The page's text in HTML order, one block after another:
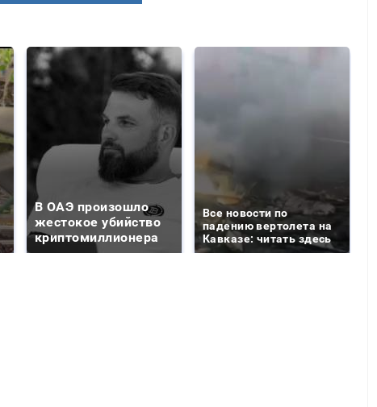
В ОАЭ произошло
жестокое убийство
криптомиллионера
Все новости по
падению вертолета на
Кавказе: читать здесь